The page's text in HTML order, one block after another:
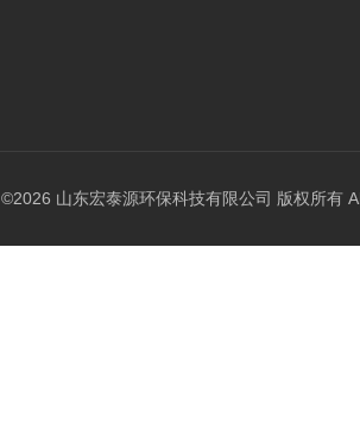
©2026 山东宏泰源环保科技有限公司 版权所有